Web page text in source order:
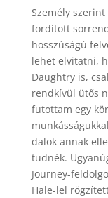
Személy
fordított
hosszúságú
lehet elvitatni,
Daughtry is,
rendkívül ütős
futottam egy
dalok annak
tudnék.
Journey-
Hale-lel